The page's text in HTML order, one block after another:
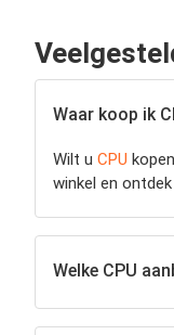
Waar koop ik
Wilt u CPU
winkel en
Welke CPU